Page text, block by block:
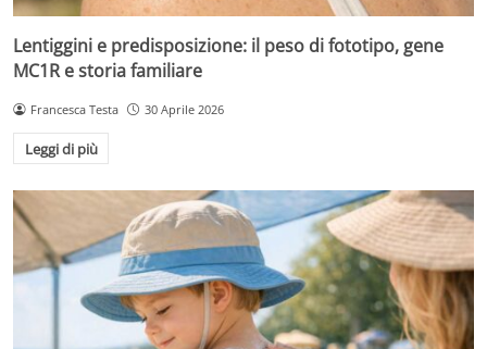
Lentiggini e predisposizione: il peso di fototipo, gene
MC1R e storia familiare
Francesca Testa 30 Aprile 2026
Leggi di più